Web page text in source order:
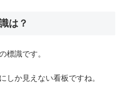
は？
標識です。
しか見えない看板ですね。